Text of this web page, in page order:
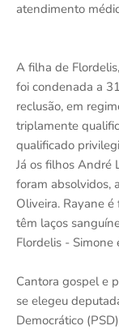
atendimento
A filha de
foi condenada a
reclusão, em
triplamente
qualificado
Já os filhos André
foram absolvidos,
Oliveira. Rayane
têm laços
Flordelis -
Cantora gospel e
se elegeu
Democrático